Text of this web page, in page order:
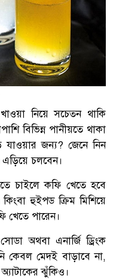
নিয়ে সচেতন থাকি
বিভিন্ন পানীয়তে থাকা
যাওয়ার জন্য? জেনে নিন
চলবেন।
চাইলে কফি খেতে হবে
হুইপড ক্রিম মিশিয়ে
খেতে পারেন।
অথবা এনার্জি ড্রিংক
কেবল মেদই বাড়াবে না,
অ্যাটাকের ঝুঁকিও।